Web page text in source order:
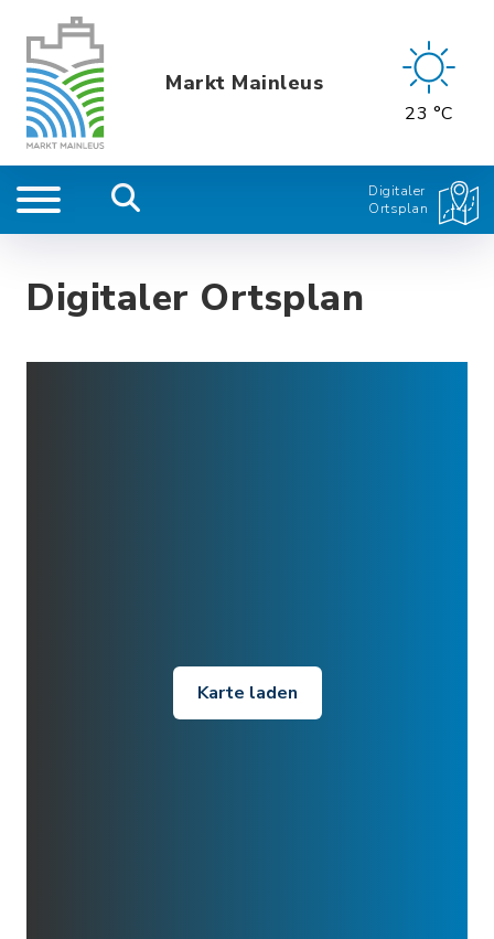
Markt Mainleus
23 °C
Digitaler
Ortsplan
Digitaler Ortsplan
Karte laden